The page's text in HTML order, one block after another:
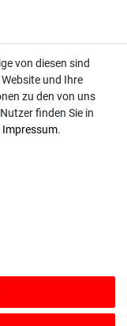
Team.
3
und manuelle
von diesen sind
und Ihre
zu den von uns
finden Sie in
Impressum.